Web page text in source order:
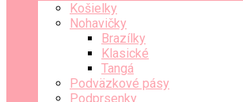
Košielky
Nohavičky
Brazílky
Klasické
Tangá
Podväzkové pásy
Podprsenky